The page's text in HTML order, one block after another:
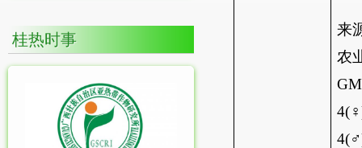
桂热时事
来
农
4(♀
4(♂